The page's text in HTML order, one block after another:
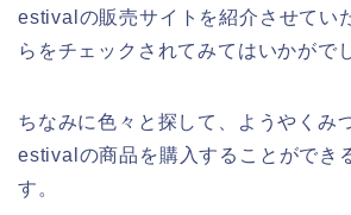
estivalの販売サイトを紹介させてい
らをチェックされてみてはいかがで
ちなみに色々と探して、ようやくみ
estivalの商品を購入することができ
す。